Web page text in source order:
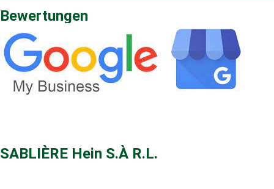
Bewertungen
SABLIÈRE Hein S.À R.L.